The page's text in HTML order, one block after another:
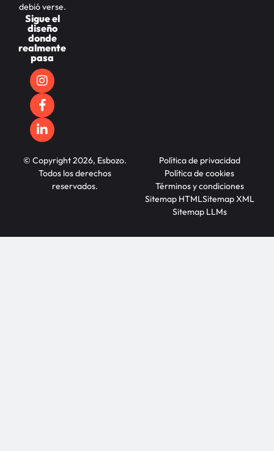
debió verse.
Sigue el
diseño
donde
realmente
pasa
© Copyright 2026, Esbozo.
Todos los derechos
reservados.
Política de privacidad
Política de cookies
Términos y condiciones
Sitemap HTMLSitemap XML
Sitemap LLMs